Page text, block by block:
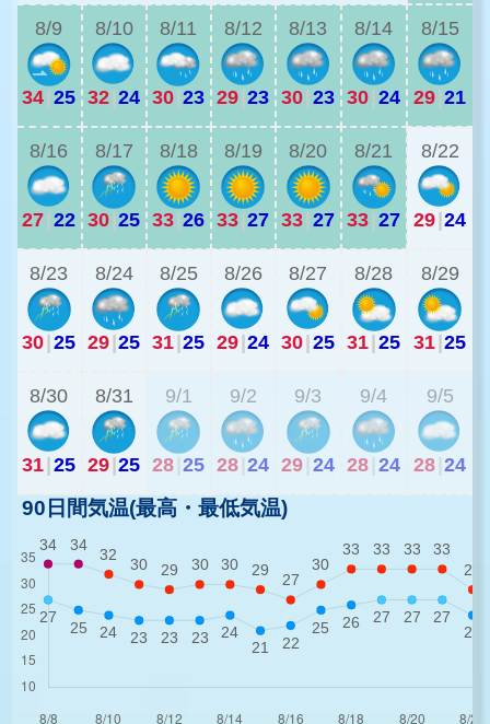
8/9
34 25
8/10
32 24
8/11
30 23
8/12
29 23
8/13
30 23
8/14
30 24
8/15
29 21
8/16
27 22
8/17
30 25
8/18
33 26
8/19
33 27
8/20
33 27
8/21
33 27
8/22
29 24
8/23
30 25
8/24
29 25
8/25
31 25
8/26
29 24
8/27
30 25
8/28
31 25
8/29
31 25
8/30
31 25
8/31
29 25
9/1
28 25
9/2
28 24
9/3
29 24
9/4
28 24
9/5
28 24
90日間気温(最高・最低気温)